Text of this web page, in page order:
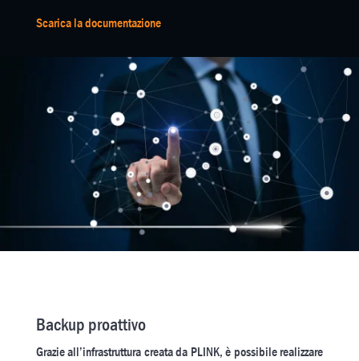
Scarica la documentazione
Backup proattivo
Grazie all’infrastruttura creata da PLINK, è possibile realizzare